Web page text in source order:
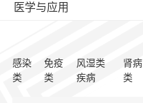
医学与应用
感染
类
免疫
类
风湿类
疾病
肾病
类